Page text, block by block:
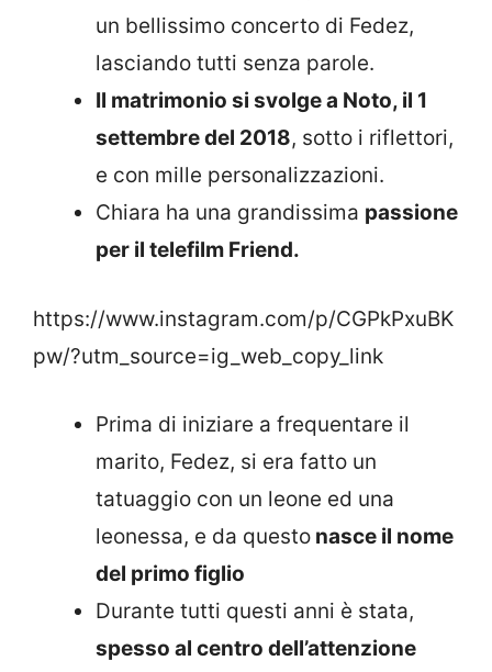
un bellissimo concerto di Fedez,
lasciando tutti senza parole.
Il matrimonio si svolge a Noto, il 1
settembre del 2018, sotto i riflettori,
e con mille personalizzazioni.
Chiara ha una grandissima passione
per il telefilm Friend.
https://www.instagram.com/p/CGPkPxuBK
pw/?utm_source=ig_web_copy_link
Prima di iniziare a frequentare il
marito, Fedez, si era fatto un
tatuaggio con un leone ed una
leonessa, e da questo nasce il nome
del primo figlio
Durante tutti questi anni è stata,
spesso al centro dell’attenzione